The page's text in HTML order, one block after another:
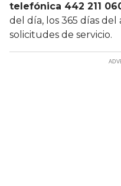
telefónica 442 211
del día, los 365 días
solicitudes de servicio.